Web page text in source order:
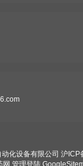
化设备有限公司 沪ICP
网 管理登陆